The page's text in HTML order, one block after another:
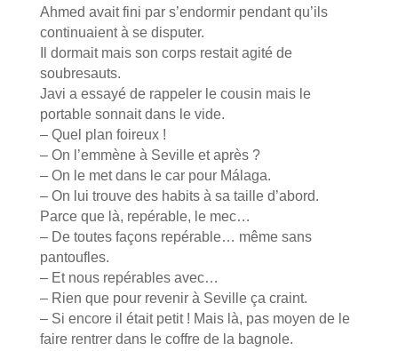
Ahmed avait fini par s’endormir pendant qu’ils
continuaient à se disputer.
Il dormait mais son corps restait agité de
soubresauts.
Javi a essayé de rappeler le cousin mais le
portable sonnait dans le vide.
– Quel plan foireux !
– On l’emmène à Seville et après ?
– On le met dans le car pour Málaga.
– On lui trouve des habits à sa taille d’abord.
Parce que là, repérable, le mec…
– De toutes façons repérable… même sans
pantoufles.
– Et nous repérables avec…
– Rien que pour revenir à Seville ça craint.
– Si encore il était petit ! Mais là, pas moyen de le
faire rentrer dans le coffre de la bagnole.